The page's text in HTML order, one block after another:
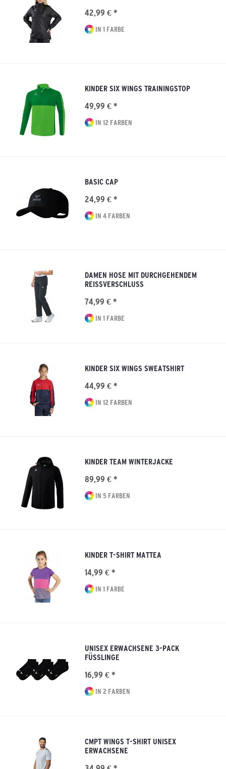
42,99 € *
IN 1 FARBE
KINDER SIX WINGS TRAININGSTOP
49,99 € *
IN 12 FARBEN
BASIC CAP
24,99 € *
IN 4 FARBEN
DAMEN HOSE MIT DURCHGEHENDEM
REISSVERSCHLUSS
74,99 € *
IN 1 FARBE
KINDER SIX WINGS SWEATSHIRT
44,99 € *
IN 12 FARBEN
KINDER TEAM WINTERJACKE
89,99 € *
IN 5 FARBEN
KINDER T-SHIRT MATTEA
14,99 € *
IN 1 FARBE
UNISEX ERWACHSENE 3-PACK
FÜSSLINGE
16,99 € *
IN 2 FARBEN
CMPT WINGS T-SHIRT UNISEX
ERWACHSENE